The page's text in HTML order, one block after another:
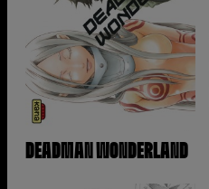
DEADMAN WONDERLAND